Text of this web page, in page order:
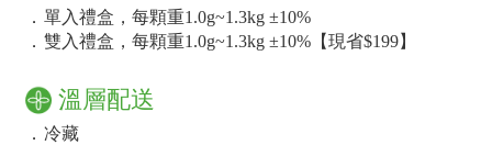
． 單入禮盒，每顆重1.0g~1.3kg ±10%
． 雙入禮盒，每顆重1.0g~1.3kg ±10%【現省$199】
溫層配送
． 冷藏